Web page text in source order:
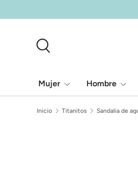
Ir al contenido
Mujer Hombre
Inicio Titanitos Sandalia de